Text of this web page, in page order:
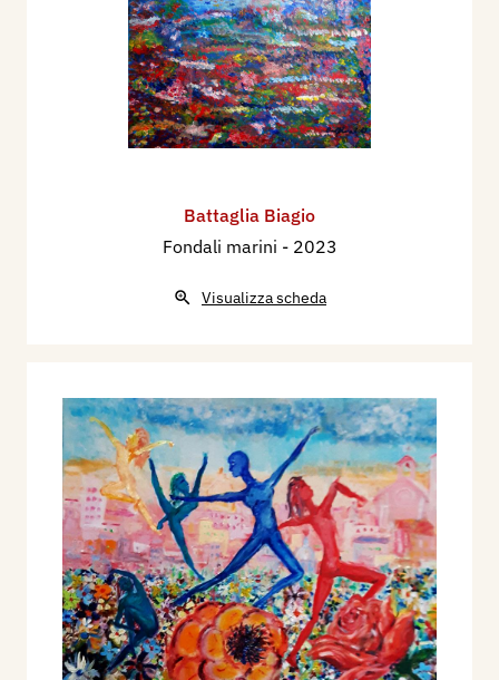
Battaglia Biagio
Fondali marini - 2023
Visualizza scheda